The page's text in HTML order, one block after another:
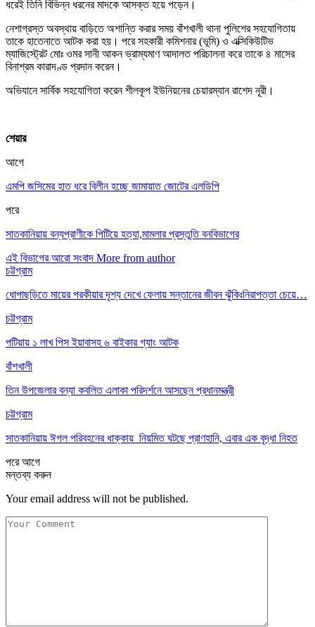
ধরেই তিনি বিভিন্ন ধরনের মাদকে আসক্ত হয়ে পড়েন।
নেশাগ্রস্ত অবস্থায় বাড়িতে অশান্তি করার সময় বাঁশখালী থানা পুলিশের সহযোগিতায়
তাকে হাতেনাতে আটক করা হয়। পরে সহকারী কমিশনার (ভূমি) ও এক্সিকিউটিভ
ম্যাজিস্ট্রেট মোঃ ওমর সানী আকন ভ্রাম্যমাণ আদালত পরিচালনা করে তাকে ৪ মাসের
বিনাশ্রম কারাদণ্ড প্রদান করেন।
অভিযানে সার্বিক সহযোগিতা করেন শীলকূপ ইউনিয়নের চেয়ারম্যান রাশেদ নূরী।
শেয়ার
আগে
এমপি জসিমের হাত ধরে বিলীন হচ্ছে জামায়াত জোটের এলডিপি
পরে
সাতকানিয়ায় বন্যপ্রাণীকে পিটিয়ে হত্যা,মামলার প্রস্তুতি বনবিভাগের
এই বিভাগের আরো সংবাদ More from author
চট্টগ্রাম
ধোপাছড়িতে মায়ের পরকীয়ার দৃশ্য দেখে ফেলায় সন্তানের জীবন ঝুঁকিঃনিরাপত্তা চেয়ে…
চট্টগ্রাম
পটিয়ায় ১ লাখ পিস ইয়াবাসহ ৬ বাইকার গ্যাং আটক
বাঁশখালী
তিন উপজেলার বন্যা কবলিত এলাকা পরিদর্শনে আসছেন প্রধানমন্ত্রী
চট্টগ্রাম
সাতকানিয়ায় ঈগল পরিবহনের ধাক্কায় নিয়মিত ঘটছে প্রাণহানি, এবার এক বৃদ্ধা নিহত
পরেআগে
মন্তব্য করুন
Your email address will not be published.